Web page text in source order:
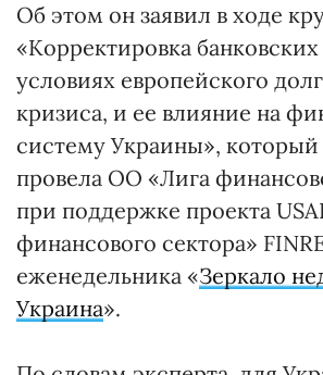
Об этом он заявил в ходе
«Корректировка банковских
условиях европейского
кризиса, и ее влияние на
систему Украины», который
провела ОО «Лига
при поддержке проекта
финансового сектора»
еженедельника «Зеркало
Украина».